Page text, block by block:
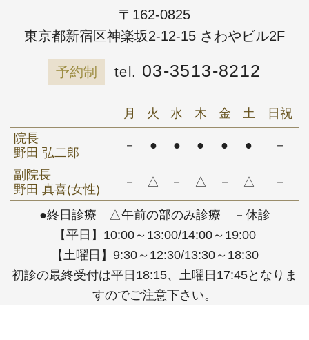
〒162-0825
東京都新宿区神楽坂2-12-15 さわやビル2F
予約制 03-3513-8212
●終日診療 △午前の部のみ診療 －休診
【平日】10:00～13:00/14:00～19:00
【土曜日】9:30～12:30/13:30～18:30
初診の最終受付は平日18:15、土曜日17:45となりま
すのでご注意下さい。
月 火 水 木 金 土
日祝
院長
野田 弘二郎
－ ● ● ● ● ● －
副院長
野田 真喜(女性)
－ △ － △ － △ －